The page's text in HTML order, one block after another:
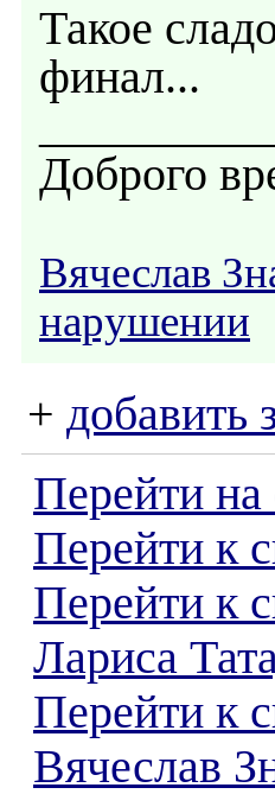
Такое
финал...
Доброго
Вячеслав
нарушении
+ добавить
Перейти на
Перейти к
Перейти к
Лариса
Перейти к
Вячеслав